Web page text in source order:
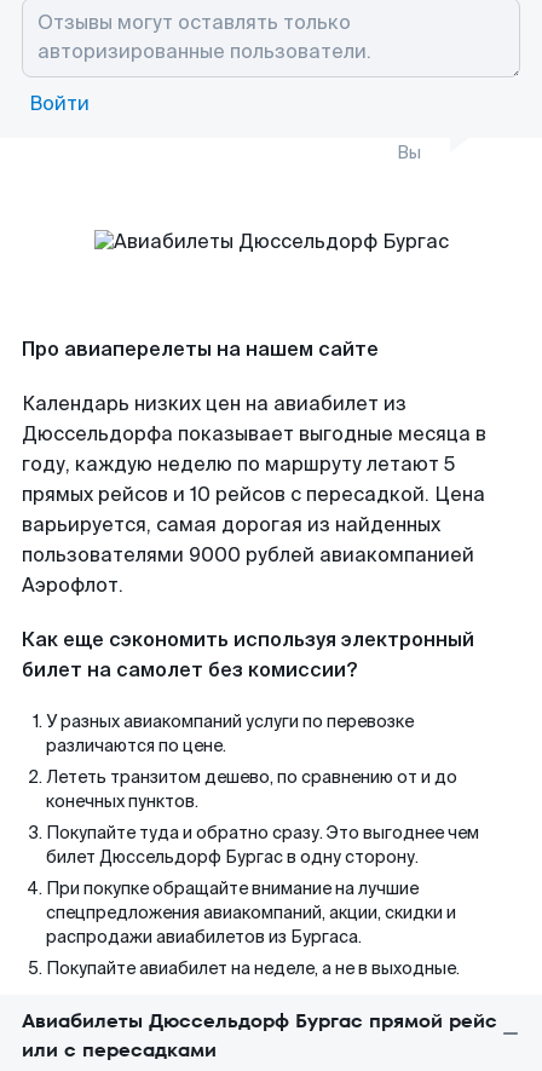
Войти
Вы
Про авиаперелеты на нашем сайте
Календарь низких цен на авиабилет из
Дюссельдорфа показывает выгодные месяца в
году, каждую неделю по маршруту летают 5
прямых рейсов и 10 рейсов с пересадкой. Цена
варьируется, самая дорогая из найденных
пользователями 9000 рублей авиакомпанией
Аэрофлот.
Как еще сэкономить используя электронный
билет на самолет без комиссии?
У разных авиакомпаний услуги по перевозке
различаются по цене.
Лететь транзитом дешево, по сравнению от и до
конечных пунктов.
Покупайте туда и обратно сразу. Это выгоднее чем
билет Дюссельдорф Бургас в одну сторону.
При покупке обращайте внимание на лучшие
спецпредложения авиакомпаний, акции, скидки и
распродажи авиабилетов из Бургаса.
Покупайте авиабилет на неделе, а не в выходные.
Авиабилеты Дюссельдорф Бургас прямой рейс
или с пересадками